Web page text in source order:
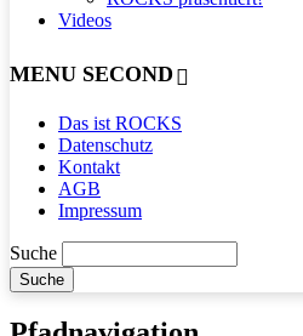
Videos
MENU SECOND
Das ist ROCKS
Datenschutz
Kontakt
AGB
Impressum
Suche